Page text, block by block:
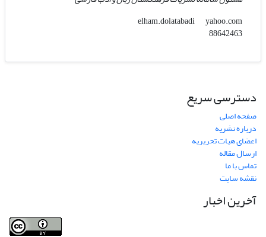
elham.dolatabadi
yahoo.com
88642463
دسترسی سریع
صفحه اصلی
درباره نشریه
اعضای هیات تحریریه
ارسال مقاله
تماس با ما
نقشه سایت
آخرین اخبار